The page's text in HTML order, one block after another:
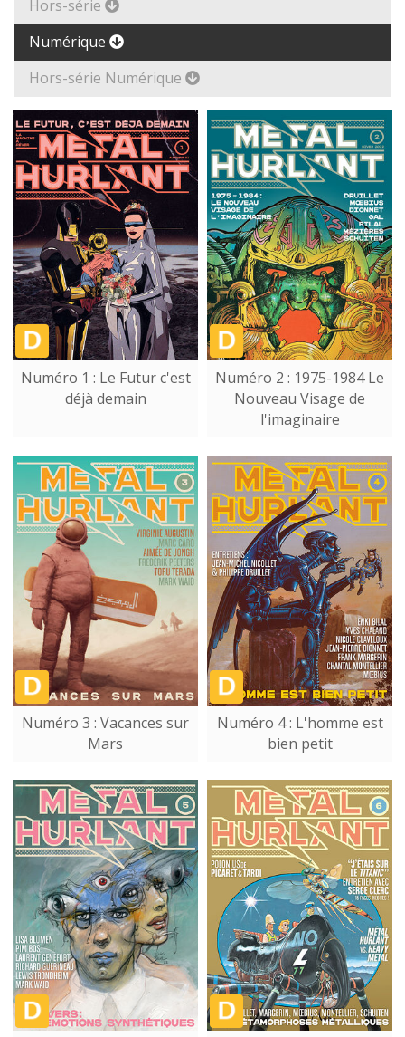
Hors-série
Numérique
Hors-série Numérique
Numéro 1 : Le Futur c'est
déjà demain
Numéro 2 : 1975-1984 Le
Nouveau Visage de
l'imaginaire
Numéro 3 : Vacances sur
Mars
Numéro 4 : L'homme est
bien petit